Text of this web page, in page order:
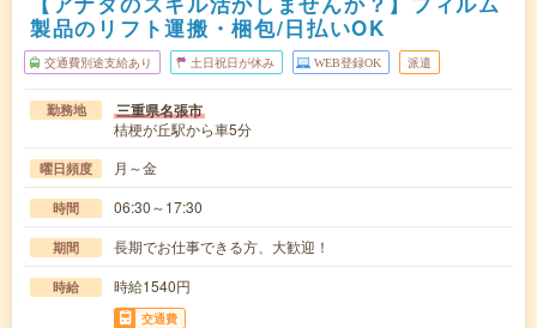
製品のリフト運搬・梱包/日払いOK
交通費別途支給あり 土日祝日が休み WEB登録OK 派遣
勤務地 三重県名張市
桔梗が丘駅から車5分
曜日頻度 月～金
時間 06:30～17:30
期間 長期でお仕事できる方、大歓迎！
時給 時給1540円
交通費